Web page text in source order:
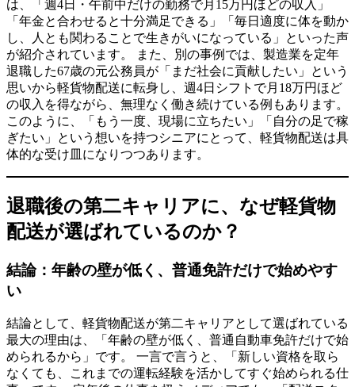
は、「週4日・午前中だけの勤務で月15万円ほどの収入」
「年金と合わせると十分満足できる」「毎日適度に体を動か
し、人とも関わることで生きがいになっている」といった声
が紹介されています。 また、別の事例では、製造業を定年
退職した67歳の元公務員が「まだ社会に貢献したい」という
思いから軽貨物配送に転身し、週4日シフトで月18万円ほど
の収入を得ながら、無理なく働き続けている例もあります。
このように、「もう一度、現場に立ちたい」「自分の足で稼
ぎたい」という想いを持つシニアにとって、軽貨物配送は具
体的な受け皿になりつつあります。
退職後の第二キャリアに、なぜ軽貨物
配送が選ばれているのか？
結論：年齢の壁が低く、普通免許だけで始めやす
い
結論として、軽貨物配送が第二キャリアとして選ばれている
最大の理由は、「年齢の壁が低く、普通自動車免許だけで始
められるから」です。 一言で言うと、「新しい資格を取ら
なくても、これまでの運転経験を活かしてすぐ始められる仕